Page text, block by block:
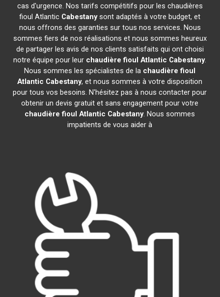
cas d'urgence. Nos tarifs compétitifs pour les chaudières
fioul Atlantic Cabestanysont adaptés à votre budget, et
nous offrons des garanties sur tous nos services. Nous
sommes fiers de nos réalisations et nous sommes heureux
de partager les avis de nos clients satisfaits qui ont choisi
notre équipe pour leur chaudière fioul Atlantic Cabestany.
Nous sommes les spécialistes de la chaudière fioul
Atlantic Cabestany, et nous sommes à votre disposition
pour tous vos besoins. N'hésitez pas à nous contacter pour
obtenir un devis gratuit et sans engagement pour votre
chaudière fioul Atlantic Cabestany. Nous sommes
impatients de vous aider à